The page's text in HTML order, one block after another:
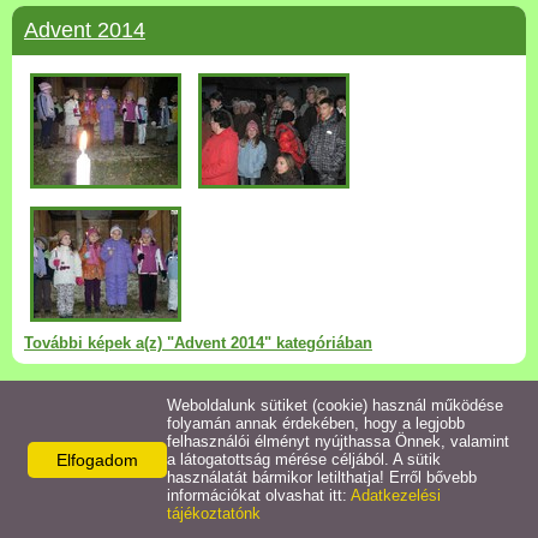
Pályázatok
Közérdekű információk
Letölthető nyomtatványok
E-ügyintézés
Anyakönyvi ügyek
Rendeletek,
Dokumentumok
Álláspályázat
Advent 2014
További képek a(z) "Advent 2014" kategóriában
Elfogadom
Weboldalunk sütiket (cookie) használ működése
folyamán annak érdekében, hogy a legjobb
felhasználói élményt nyújthassa Önnek, valamint
a látogatottság mérése céljából. A sütik
használatát bármikor letilthatja! Erről bővebb
információkat olvashat itt: Adatkezelési
tájékoztatónk